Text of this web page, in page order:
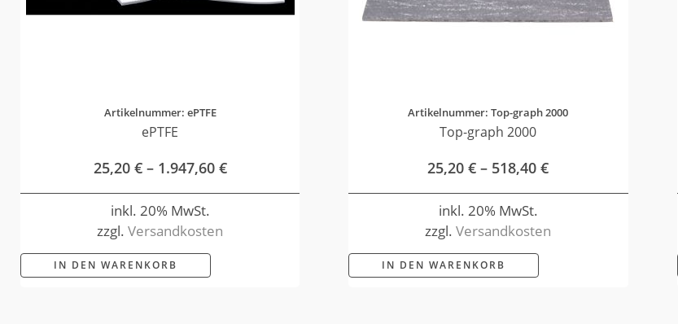
Artikelnummer: ePTFE
ePTFE
25,20 €– 1.947,60 €
inkl. 20% MwSt.
zzgl.Versandkosten
IN DEN WARENKORB
Artikelnummer: Top-graph 2000
Top-graph 2000
25,20€ – 518,40€
inkl. 20% MwSt.
zzgl.Versandkosten
IN DEN WARENKORB